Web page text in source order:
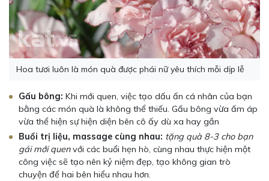
Hoa tươi luôn là món quà được phái nữ yêu thích mỗi dịp lễ
Gấu bông: Khi mới quen, việc tạo dấu ấn cá nhân của bạn
bằng các món quà là không thể thiếu. Gấu bông vừa ấm áp
vừa thể hiện sự hiện diện bên cô ấy dù xa hay gần
Buổi trị liệu, massage cùng nhau: tặng quà 8-3 cho bạn
gái mới quenvới các buổi hẹn hò, cùng nhau thực hiện một
công việc sẽ tạo nên kỷ niệm đẹp, tạo không gian trò
chuyện để hai bên hiểu nhau hơn.